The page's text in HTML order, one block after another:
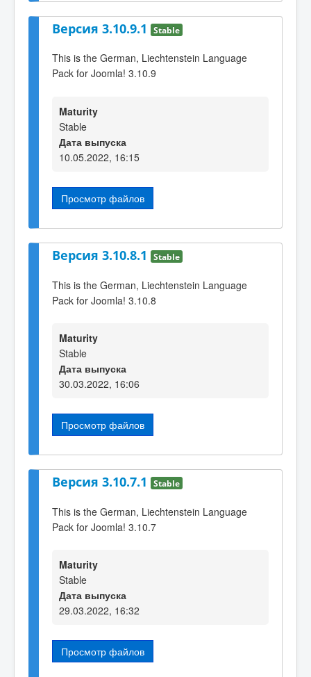
Версия 3.10.9.1 Stable
This is the German, Liechtenstein Language
Pack for Joomla! 3.10.9
Maturity
Stable
Дата выпуска
10.05.2022, 16:15
Просмотр файлов
Версия 3.10.8.1 Stable
This is the German, Liechtenstein Language
Pack for Joomla! 3.10.8
Maturity
Stable
Дата выпуска
30.03.2022, 16:06
Просмотр файлов
Версия 3.10.7.1 Stable
This is the German, Liechtenstein Language
Pack for Joomla! 3.10.7
Maturity
Stable
Дата выпуска
29.03.2022, 16:32
Просмотр файлов